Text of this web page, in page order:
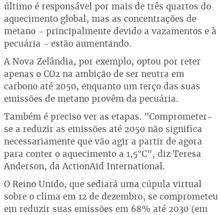
último é responsável por mais de três quartos do
aquecimento global, mas as concentrações de
metano - principalmente devido a vazamentos e à
pecuária - estão aumentando.
A Nova Zelândia, por exemplo, optou por reter
apenas o CO2 na ambição de ser neutra em
carbono até 2050, enquanto um terço das suas
emissões de metano provêm da pecuária.
Também é preciso ver as etapas. "Comprometer-
se a reduzir as emissões até 2050 não significa
necessariamente que vão agir a partir de agora
para conter o aquecimento a 1,5°C", diz Teresa
Anderson, da ActionAid International.
O Reino Unido, que sediará uma cúpula virtual
sobre o clima em 12 de dezembro, se comprometeu
em reduzir suas emissões em 68% até 2030 (em